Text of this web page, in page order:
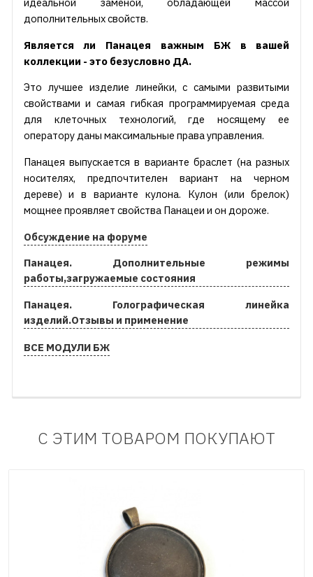
дополнительных свойств.
Является ли Панацея важным БЖ в вашей
коллекции - это безусловно ДА.
Это лучшее изделие линейки, с самыми развитыми
свойствами и самая гибкая программируемая среда
для клеточных технологий, где носящему ее
оператору даны максимальные права управления.
Панацея выпускается в варианте браслет (на разных
носителях, предпочтителен вариант на черном
дереве) и в варианте кулона. Кулон (или брелок)
мощнее проявляет свойства Панацеи и он дороже.
Обсуждение на форуме
Панацея. Дополнительные режимы
работы,загружаемые состояния
Панацея. Голографическая линейка
изделий.Отзывы и применение
ВСЕ МОДУЛИ БЖ
С ЭТИМ ТОВАРОМ ПОКУПАЮТ